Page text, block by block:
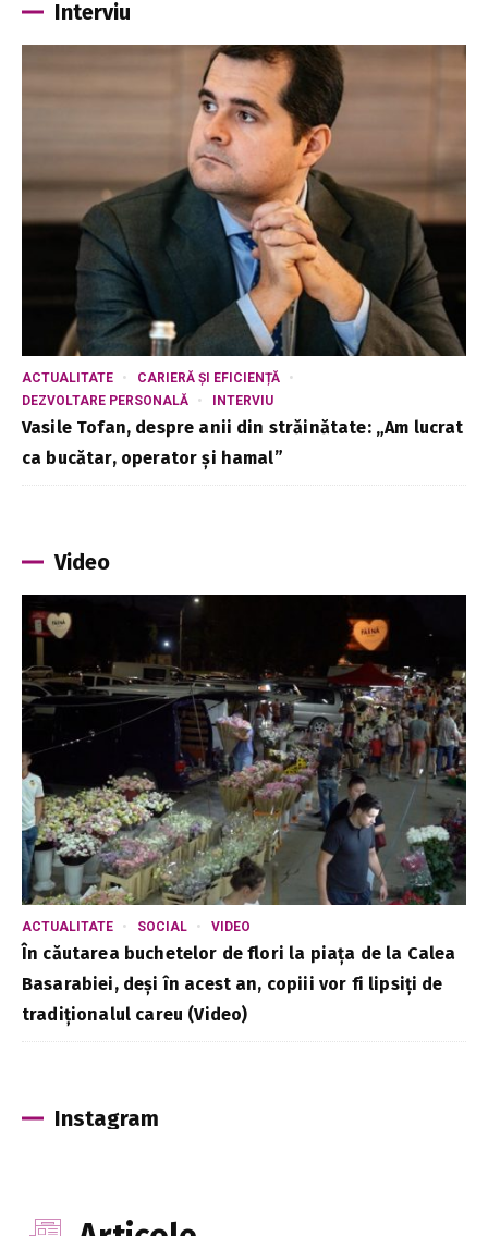
Interviu
ACTUALITATE
CARIERĂ ȘI EFICIENȚĂ
DEZVOLTARE PERSONALĂ
INTERVIU
Vasile Tofan, despre anii din străinătate: „Am lucrat
ca bucătar, operator și hamal”
Video
ACTUALITATE SOCIAL VIDEO
În căutarea buchetelor de flori la piața de la Calea
Basarabiei, deși în acest an, copiii vor fi lipsiți de
tradiționalul careu (Video)
Instagram